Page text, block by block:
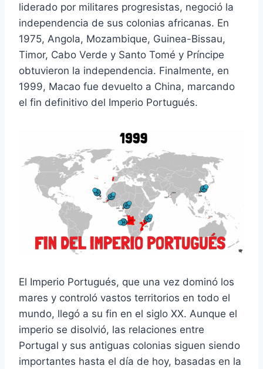
liderado por militares progresistas, negoció la
independencia de sus colonias africanas. En
1975, Angola, Mozambique, Guinea-Bissau,
Timor, Cabo Verde y Santo Tomé y Príncipe
obtuvieron la independencia. Finalmente, en
1999, Macao fue devuelto a China, marcando
el fin definitivo del Imperio Portugués.
El Imperio Portugués, que una vez dominó los
mares y controló vastos territorios en todo el
mundo, llegó a su fin en el siglo XX. Aunque el
imperio se disolvió, las relaciones entre
Portugal y sus antiguas colonias siguen siendo
importantes hasta el día de hoy, basadas en la